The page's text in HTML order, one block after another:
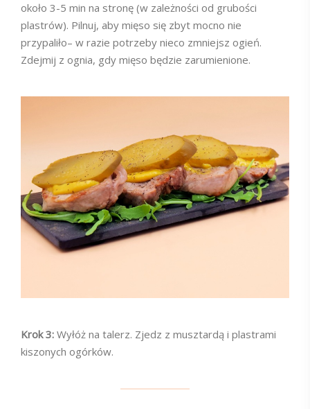
około 3-5 min na stronę (w zależności od grubości
plastrów). Pilnuj, aby mięso się zbyt mocno nie
przypaliło– w razie potrzeby nieco zmniejsz ogień.
Zdejmij z ognia, gdy mięso będzie zarumienione.
Krok 3: Wyłóż na talerz. Zjedz z musztardą i plastrami
kiszonych ogórków.